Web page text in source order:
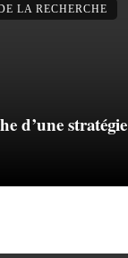
d’une stratégie
LA RECHERCHE